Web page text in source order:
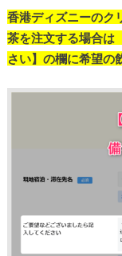
香港ディズニーのク
茶を注文する場合は
さい】の欄に希望の